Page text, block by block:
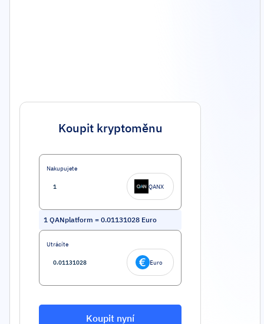
Koupit kryptoměnu
Nakupujete
QANX
1 QANplatform = 0.01131028 Euro
Utrácíte
Euro
Koupit nyní